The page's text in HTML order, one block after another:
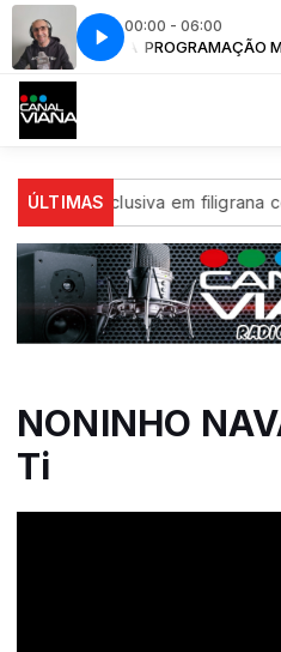
00:00 - 06:00
VIANA PROGRAMAÇÃO
PIMBA NO CANAL com
ÚLTIMAS
exclusiva em filigrana
NONINHO
Ti